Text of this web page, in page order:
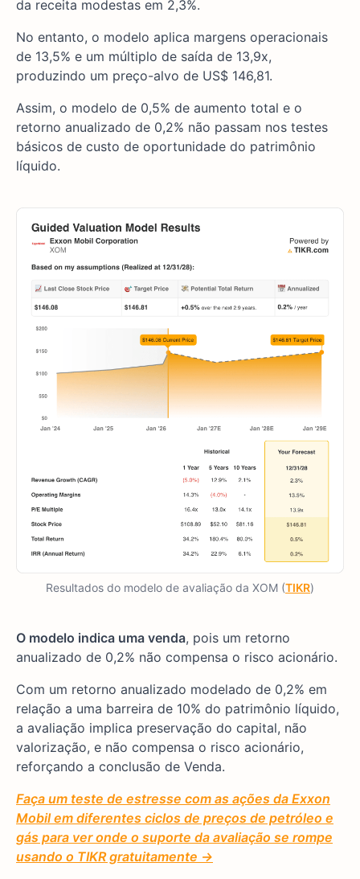
da receita modestas em 2,3%.
No entanto, o modelo aplica margens operacionais
de 13,5% e um múltiplo de saída de 13,9x,
produzindo um preço-alvo de US$ 146,81.
Assim, o modelo de 0,5% de aumento total e o
retorno anualizado de 0,2% não passam nos testes
básicos de custo de oportunidade do patrimônio
líquido.
Resultados do modelo de avaliação da XOM (TIKR)
O modelo indica uma venda, pois um retorno
anualizado de 0,2% não compensa o risco acionário.
Com um retorno anualizado modelado de 0,2% em
relação a uma barreira de 10% do patrimônio líquido,
a avaliação implica preservação do capital, não
valorização, e não compensa o risco acionário,
reforçando a conclusão de Venda.
Faça um teste de estresse com as ações da Exxon
Mobil em diferentes ciclos de preços de petróleo e
gás para ver onde o suporte da avaliação se rompe
usando o TIKR gratuitamente →